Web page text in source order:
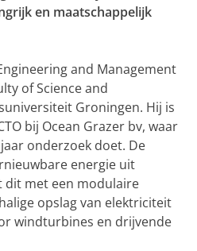
en maatschappelijk
and Management
of Science and
Groningen. Hij is
bij Ocean Grazer bv, waar
onderzoek doet. De
energie uit
dit met een modulaire
opslag van elektriciteit
windturbines en drijvende